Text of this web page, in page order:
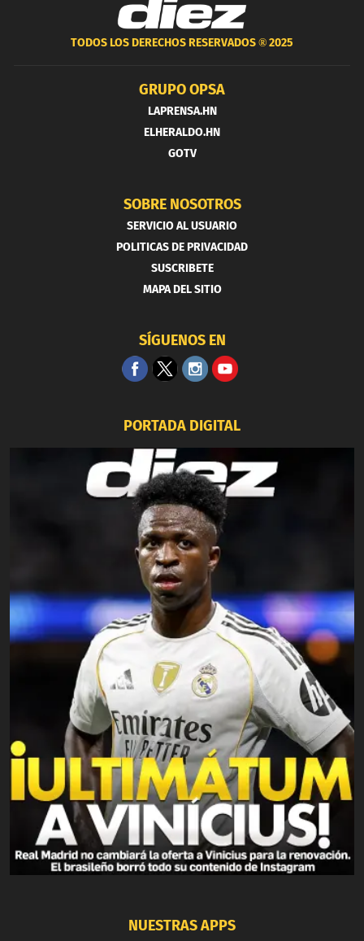
TODOS LOS DERECHOS RESERVADOS ®2025
GRUPO OPSA
LAPRENSA.HN
ELHERALDO.HN
GOTV
SOBRE NOSOTROS
SERVICIO AL USUARIO
POLITICAS DE PRIVACIDAD
SUSCRIBETE
MAPA DEL SITIO
SÍGUENOS EN
PORTADA DIGITAL
NUESTRAS APPS